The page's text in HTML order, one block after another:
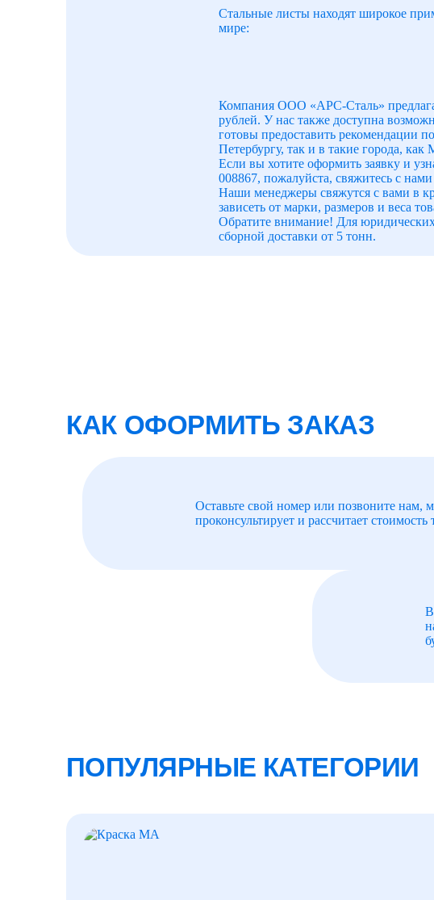
Стальные листы находят широкое
мире:
Компания ООО «АРС-Сталь»
рублей. У нас также доступна
готовы предоставить рекомендации
Петербургу, так и в такие города,
Если вы хотите оформить заявку и
008867, пожалуйста, свяжитесь с
Наши менеджеры свяжутся с вами в
зависеть от марки, размеров и веса
Обратите внимание! Для
сборной доставки от 5 тонн.
КАК ОФОРМИТЬ ЗАКАЗ
Оставьте свой номер или позвоните нам,
проконсультирует и рассчитает стоимость
В
ПОПУЛЯРНЫЕ КАТЕГОРИИ